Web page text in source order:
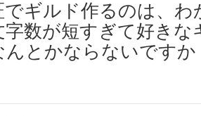
でギルド作るのは、
字数が短すぎて好きな
んとかならないですか